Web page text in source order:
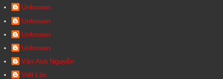
Unknown
Unknown
Unknown
Unknown
Vân Anh Nguyễn
Viết Lộc